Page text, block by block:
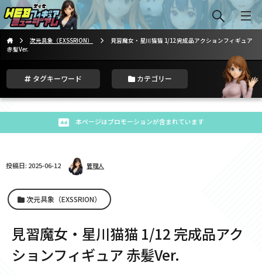
次元具象（EXSSRION）
見習魔女・星川猫猫 1/12 完成品アクションフィギュア
赤髪Ver.
タグキーワード カテゴリー
本ページはプロモーションが含まれています
投稿日: 2025-06-12 管理人
次元具象（EXSSRION）
見習魔女・星川猫猫 1/12 完成品アク
ションフィギュア 赤髪Ver.